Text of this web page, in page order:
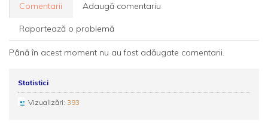
Comentarii Adaugă comentariu
Raportează o problemă
Până în acest moment nu au fost adăugate comentarii.
Statistici
Vizualizări: 393